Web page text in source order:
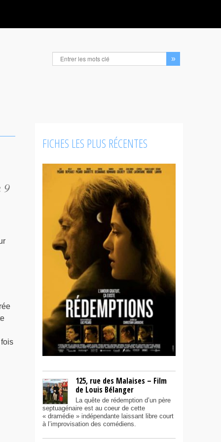
9
FICHES LES PLUS RÉCENTES
125, rue des Malaises – Film
de Louis Bélanger
La quête de rédemption d’un père
septuagénaire est au coeur de cette
« dramédie » indépendante laissant libre court
à l’improvisation des comédiens.